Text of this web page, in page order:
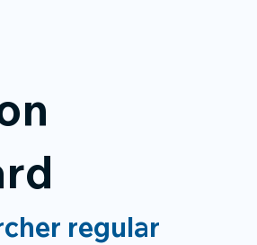
regular